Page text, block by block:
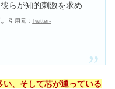
らが知的刺激を求め
引用元：Twitter‐
、そして芯が通っている